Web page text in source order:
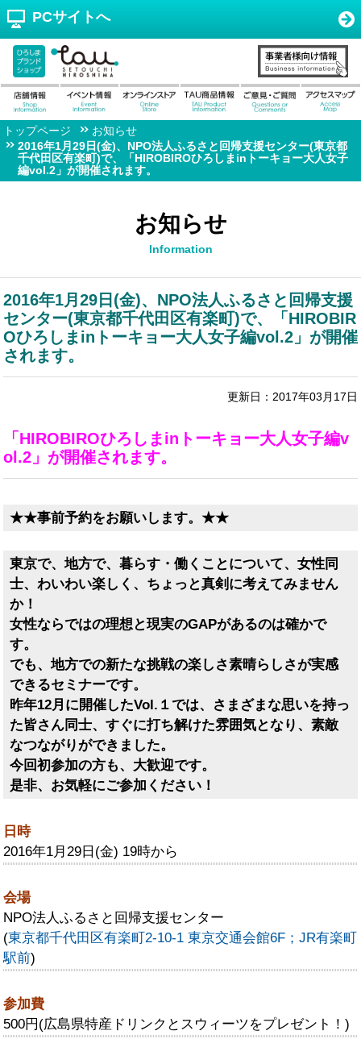
PCサイトへ
トップページ
お知らせ
2016年1月29日(金)、NPO法人ふるさと回帰支援センター(東京都
千代田区有楽町)で、「HIROBIROひろしまinトーキョー大人女子
編vol.2」が開催されます。
お知らせ
Information
2016年1月29日(金)、NPO法人ふるさと回帰支援
センター(東京都千代田区有楽町)で、「HIROBIR
Oひろしまinトーキョー大人女子編vol.2」が開催
されます。
更新日：2017年03月17日
「HIROBIROひろしまinトーキョー大人女子編v
ol.2」が開催されます。
★★事前予約をお願いします。★★
東京で、地方で、暮らす・働くことについて、女性同
士、わいわい楽しく、ちょっと真剣に考えてみません
か！
女性ならではの理想と現実のGAPがあるのは確かで
す。
でも、地方での新たな挑戦の楽しさ素晴らしさが実感
できるセミナーです。
昨年12月に開催したVol.１では、さまざまな思いを持っ
た皆さん同士、すぐに打ち解けた雰囲気となり、素敵
なつながりができました。
今回初参加の方も、大歓迎です。
是非、お気軽にご参加ください！
日時
2016年1月29日(金) 19時から
会場
NPO法人ふるさと回帰支援センター
(東京都千代田区有楽町2-10-1 東京交通会館6F；JR有楽町
駅前)
参加費
500円(広島県特産ドリンクとスウィーツをプレゼント！)